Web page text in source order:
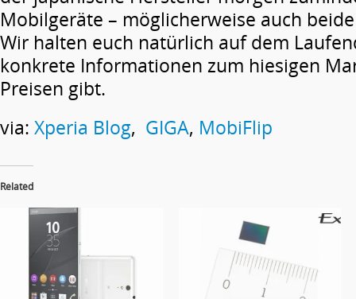
Mobilgeräte – möglicherweise auch
Wir halten euch natürlich auf dem
konkrete Informationen zum hiesigen
Preisen gibt.
via: Xperia Blog, GIGA, MobiFlip
Related